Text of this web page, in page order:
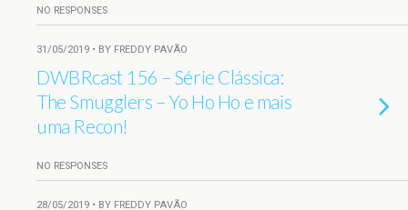
NO RESPONSES
31/05/2019 • BY FREDDY PAVÃO
DWBRcast 156 – Série Clássica:
The Smugglers – Yo Ho Ho e mais
uma Recon!
NO RESPONSES
28/05/2019 • BY FREDDY PAVÃO